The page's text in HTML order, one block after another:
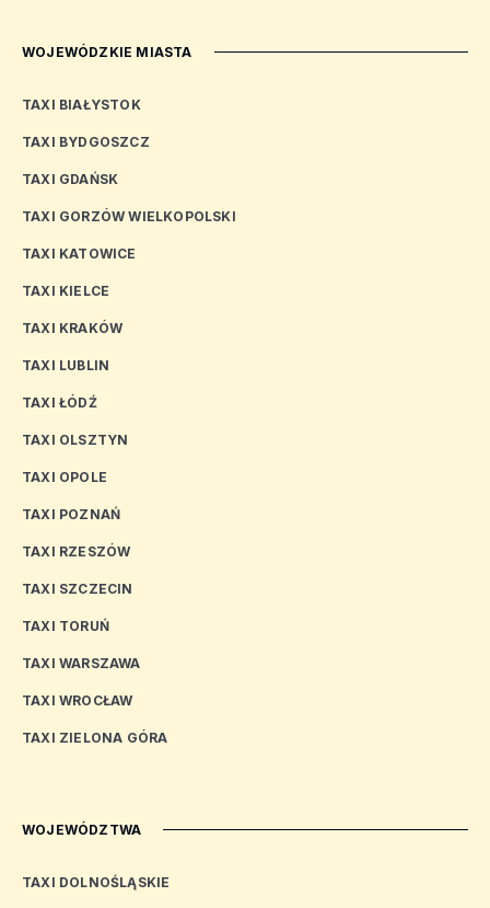
WOJEWÓDZKIE MIASTA
TAXI BIAŁYSTOK
TAXI BYDGOSZCZ
TAXI GDAŃSK
TAXI GORZÓW WIELKOPOLSKI
TAXI KATOWICE
TAXI KIELCE
TAXI KRAKÓW
TAXI LUBLIN
TAXI ŁÓDŹ
TAXI OLSZTYN
TAXI OPOLE
TAXI POZNAŃ
TAXI RZESZÓW
TAXI SZCZECIN
TAXI TORUŃ
TAXI WARSZAWA
TAXI WROCŁAW
TAXI ZIELONA GÓRA
WOJEWÓDZTWA
TAXI DOLNOŚLĄSKIE